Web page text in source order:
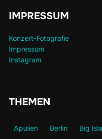
IMPRESSUM
Konzert-Fotografie
Impressum
Instagram
THEMEN
Apulien Berlin Big